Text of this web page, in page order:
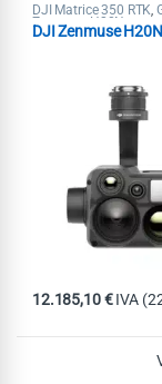
DJI Matrice 350 RTK ,
Zenmuse H20N
DJI Zenmuse H20N
12.185,10€ IVA